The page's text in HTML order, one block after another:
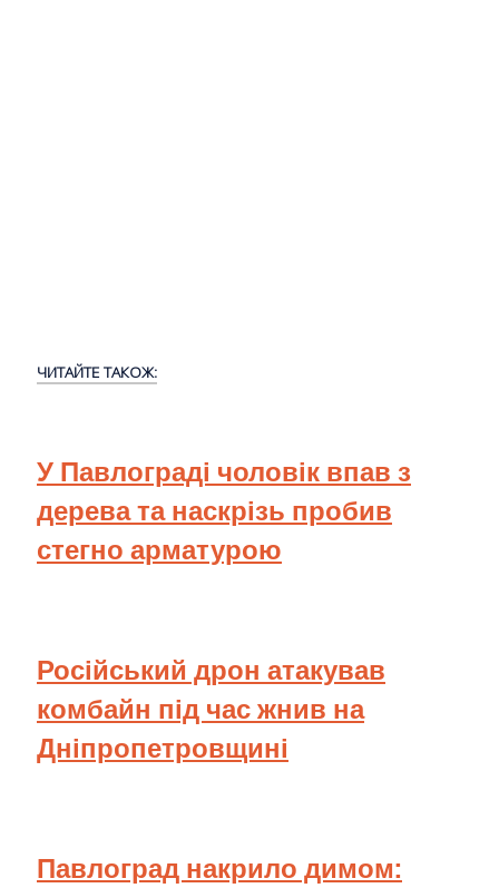
ЧИТАЙТЕ ТАКОЖ:
У Павлограді чоловік впав з
дерева та наскрізь пробив
стегно арматурою
Російський дрон атакував
комбайн під час жнив на
Дніпропетровщині
Павлоград накрило димом: